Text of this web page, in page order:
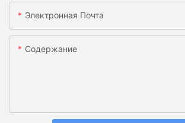
Электронная Почта
Содержание